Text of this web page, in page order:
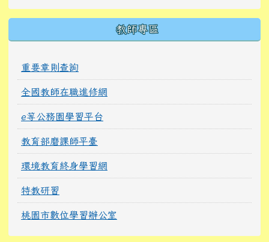
教師專區
重要章則查詢
全國教師在職進修網
e等公務園學習平台
教育部磨課師平臺
環境教育終身學習網
特教研習
桃園市數位學習辦公室